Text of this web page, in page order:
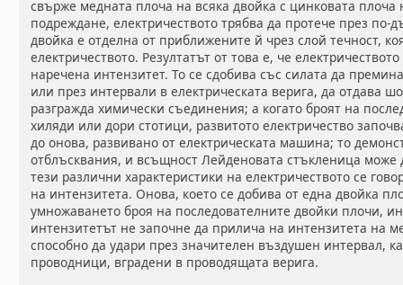
свърже медната плоча на всяка двойка с цинковата
подреждане, електричеството трябва да протече през по-
двойка е отделна от приближените й чрез слой течност,
електричеството. Резултатът от това е, че
наречена интензитет. То се сдобива със силата да
или през интервали в електрическата верига, да отдава
разгражда химически съединения; а когато броят на
хиляди или дори стотици, развитото електричество
до онова, развивано от електрическата машина; то
отблъсквания, и всъщност Лейденовата стъкленица може
тези различни характеристики на електричеството се
на интензитета. Онова, което се добива от една двойка
умножаването броя на последователните двойки плочи,
интензитетът не започне да прилича на интензитета на
способно да удари през значителен въздушен интервал,
проводници, вградени в проводящата верига.